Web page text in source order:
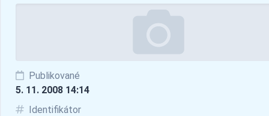
Publikované
5. 11. 2008 14:14
Identifikátor